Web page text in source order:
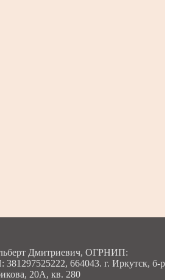
Дмитриевич, ОГРНИП:
664043. г. Иркутск, б-р
20А, кв. 280